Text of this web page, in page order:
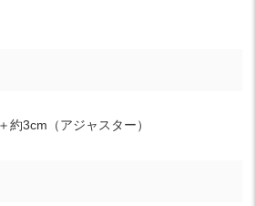
約3cm（アジャスター）